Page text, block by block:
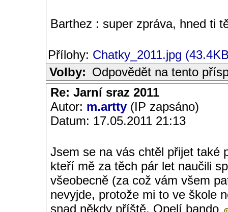
Barthez : super zpráva, hned ti
Přílohy: Chatky_2011.jpg
Volby: Odpovědět na tento
Re: Jarní sraz 2011
Autor: m.artty (IP zapsáno)
Datum: 17.05.2011 21:13
Jsem se na vás chtěl přijet také
kteří mě za těch pár let naučili
všeobecně (za což vám všem
nevyjde, protože mi to ve škole
snad někdy příště, Opelí bando